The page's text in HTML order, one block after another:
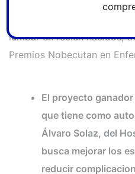
lumbar en recién nacidos,
Premios Nobecutan en
El proyecto
que tiene como
Álvaro Solaz, del
busca mejorar los
reducir